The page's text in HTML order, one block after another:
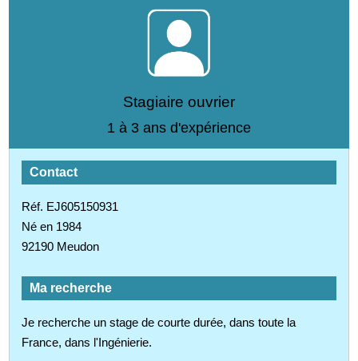
Stagiaire ouvrier
1 à 3 ans d'expérience
Contact
Réf. EJ605150931
Né en 1984
92190 Meudon
Ma recherche
Je recherche un stage de courte durée, dans toute la
France, dans l'Ingénierie.